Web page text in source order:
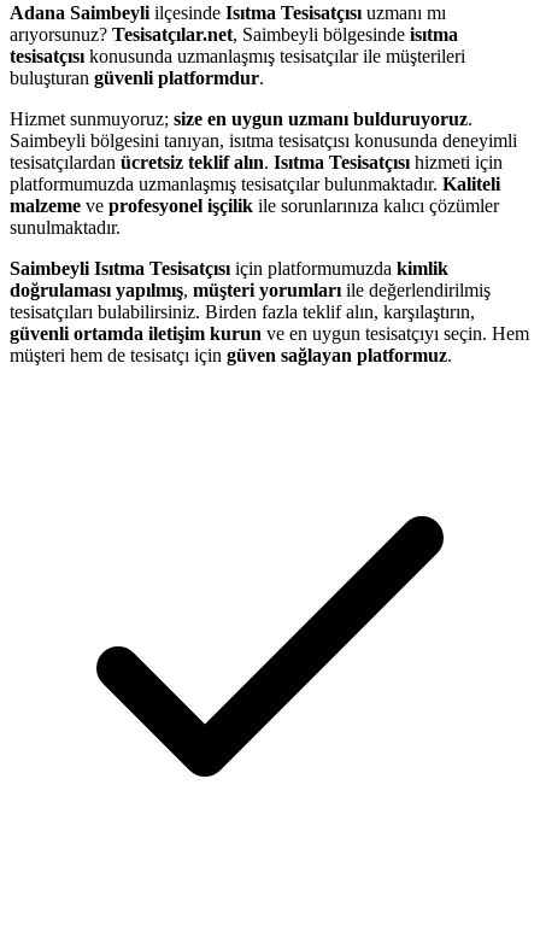
Adana Saimbeyli ilçesinde Isıtma Tesisatçısı uzmanı mı
arıyorsunuz? Tesisatçılar.net, Saimbeyli bölgesinde isıtma
tesisatçısı konusunda uzmanlaşmış tesisatçılar ile müşterileri
buluşturan güvenli platformdur.
Hizmet sunmuyoruz; size en uygun uzmanı bulduruyoruz.
Saimbeyli bölgesini tanıyan, isıtma tesisatçısı konusunda deneyimli
tesisatçılardan ücretsiz teklif alın. Isıtma Tesisatçısı hizmeti için
platformumuzda uzmanlaşmış tesisatçılar bulunmaktadır. Kaliteli
malzeme ve profesyonel işçilik ile sorunlarınıza kalıcı çözümler
sunulmaktadır.
Saimbeyli Isıtma Tesisatçısı için platformumuzda kimlik
doğrulaması yapılmış, müşteri yorumları ile değerlendirilmiş
tesisatçıları bulabilirsiniz. Birden fazla teklif alın, karşılaştırın,
güvenli ortamda iletişim kurun ve en uygun tesisatçıyı seçin. Hem
müşteri hem de tesisatçı için güven sağlayan platformuz.